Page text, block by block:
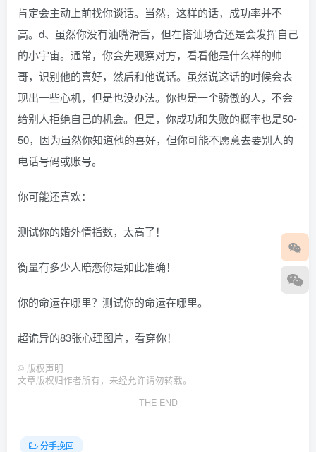
肯定会主动上前找你谈话。当然，这样的话，成功率并不
高。d、虽然你没有油嘴滑舌，但在搭讪场合还是会发挥自己
的小宇宙。通常，你会先观察对方，看看他是什么样的帅
哥，识别他的喜好，然后和他说话。虽然说这话的时候会表
现出一些心机，但是也没办法。你也是一个骄傲的人，不会
给别人拒绝自己的机会。但是，你成功和失败的概率也是50-
50，因为虽然你知道他的喜好，但你可能不愿意去要别人的
电话号码或账号。
你可能还喜欢：
测试你的婚外情指数，太高了！
衡量有多少人暗恋你是如此准确！
你的命运在哪里？测试你的命运在哪里。
超诡异的83张心理图片，看穿你！
© 版权声明
文章版权归作者所有，未经允许请勿转载。
THE END
分手挽回